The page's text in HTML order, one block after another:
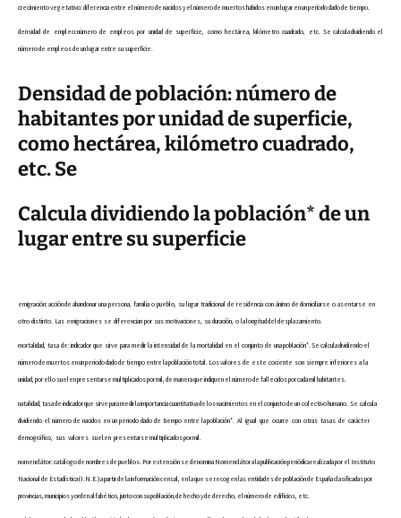
crecimiento vegetativo: diferencia entre el número de nacidos y el número de muertos habidos en un lugar en un período dado de tiempo.
densidad  de  empleo:número  de  empleos  por  unidad  de  superficie,  como  hectárea,  kilómetro  cuadrado,  etc.  Se calcula dividiendo el
número de empleos de un lugar entre su superficie.
Densidad de población: número de
habitantes por unidad de superficie,
como hectárea, kilómetro cuadrado,
etc. Se
Calcula dividiendo la población* de un
lugar entre su superficie
emigración: acción de abandonar  una  persona,  familia  o  pueblo,  su  lugar  tradicional  de  residencia  con  ánimo  de domiciliarse  o  asentarse  en
otro  distinto.  Las  emigraciones  se  diferencian  por  sus  motivaciones,  su  duración,  o  la longitud del desplazamiento.
mortalidad,  tasa  de: indicador  que  sirve  para  medir  la  intensidad  de  la  mortalidad  en  el  conjunto  de  una población*. Se calcula dividiendo el
número de muertos en un periodo dado de tiempo entre la población total. Los valores  de  este  cociente  son  siempre  inferiores  a  la
unidad, por ello suelen presentarse multiplicados por mil, de manera que indiquen el número de fallecidos por cada mil habitantes.
natalidad, tasa de indicador que sirve para medir la importancia cuantitativa de los nacimientos en el conjunto de un  colectivo humano.  Se  calcula
dividiendo  el  número  de  nacidos  en  un  periodo  dado  de  tiempo  entre  la población*.   Al   igual   que   ocurre   con   otras   tasas   de   carácter
demográfico,   sus   valores   suelen   presentarse multiplicados por mil.
nomenclátor: catálogo de nombres de pueblos. Por extensión se denomina Nomenclátor a la publicación periódica realizada por el Instituto
Nacional de Estadística (I.N.E.) a partir de la información censal, en la que se recogen las entidades de población de España clasificadas por
provincias, municipios y orden alfabético, junto con su población,de hecho y de derecho, el número de edificios, etc.